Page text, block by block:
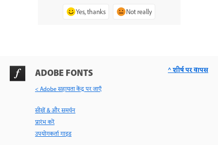
Yes, thanks Not really
ADOBE FONTS
< Adobe सहायता केंद्र पर जाएँ
सीखें & और समर्थन
प्रारंभ करें
उपयोगकर्ता गाइड
^ शीर्ष पर वापस